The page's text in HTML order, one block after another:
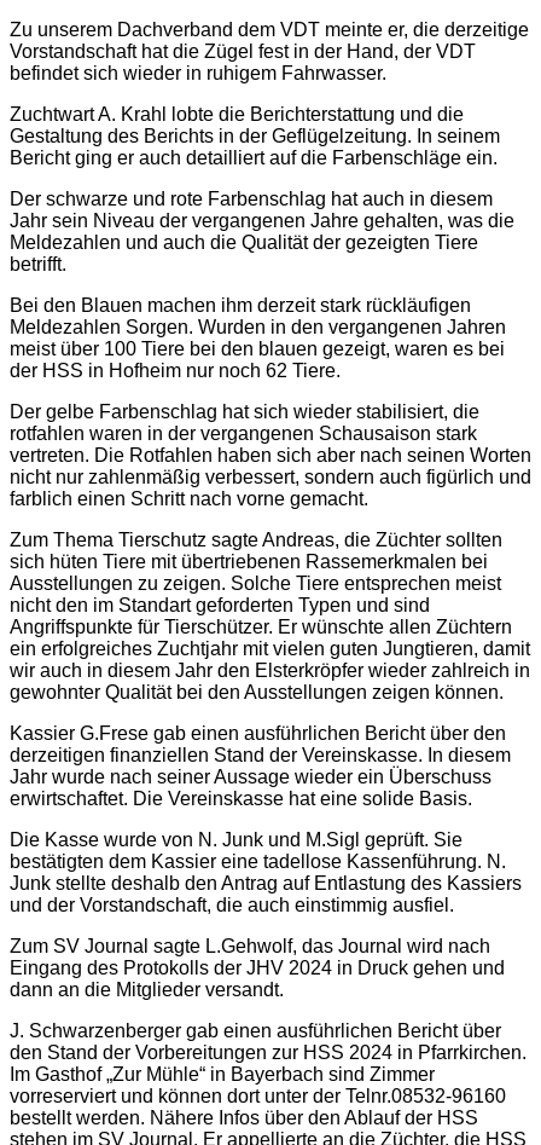
Zu unserem Dachverband dem VDT meinte er, die derzeitige
Vorstandschaft hat die Zügel fest in der Hand, der VDT
befindet sich wieder in ruhigem Fahrwasser.
Zuchtwart A. Krahl lobte die Berichterstattung und die
Gestaltung des Berichts in der Geflügelzeitung. In seinem
Bericht ging er auch detailliert auf die Farbenschläge ein.
Der schwarze und rote Farbenschlag hat auch in diesem
Jahr sein Niveau der vergangenen Jahre gehalten, was die
Meldezahlen und auch die Qualität der gezeigten Tiere
betrifft.
Bei den Blauen machen ihm derzeit stark rückläufigen
Meldezahlen Sorgen. Wurden in den vergangenen Jahren
meist über 100 Tiere bei den blauen gezeigt, waren es bei
der HSS in Hofheim nur noch 62 Tiere.
Der gelbe Farbenschlag hat sich wieder stabilisiert, die
rotfahlen waren in der vergangenen Schausaison stark
vertreten. Die Rotfahlen haben sich aber nach seinen Worten
nicht nur zahlenmäßig verbessert, sondern auch figürlich und
farblich einen Schritt nach vorne gemacht.
Zum Thema Tierschutz sagte Andreas, die Züchter sollten
sich hüten Tiere mit übertriebenen Rassemerkmalen bei
Ausstellungen zu zeigen. Solche Tiere entsprechen meist
nicht den im Standart geforderten Typen und sind
Angriffspunkte für Tierschützer. Er wünschte allen Züchtern
ein erfolgreiches Zuchtjahr mit vielen guten Jungtieren, damit
wir auch in diesem Jahr den Elsterkröpfer wieder zahlreich in
gewohnter Qualität bei den Ausstellungen zeigen können.
Kassier G.Frese gab einen ausführlichen Bericht über den
derzeitigen finanziellen Stand der Vereinskasse. In diesem
Jahr wurde nach seiner Aussage wieder ein Überschuss
erwirtschaftet. Die Vereinskasse hat eine solide Basis.
Die Kasse wurde von N. Junk und M.Sigl geprüft. Sie
bestätigten dem Kassier eine tadellose Kassenführung. N.
Junk stellte deshalb den Antrag auf Entlastung des Kassiers
und der Vorstandschaft, die auch einstimmig ausfiel.
Zum SV Journal sagte L.Gehwolf, das Journal wird nach
Eingang des Protokolls der JHV 2024 in Druck gehen und
dann an die Mitglieder versandt.
J. Schwarzenberger gab einen ausführlichen Bericht über
den Stand der Vorbereitungen zur HSS 2024 in Pfarrkirchen.
Im Gasthof „Zur Mühle“ in Bayerbach sind Zimmer
vorreserviert und können dort unter der Telnr.08532-96160
bestellt werden. Nähere Infos über den Ablauf der HSS
stehen im SV Journal. Er appellierte an die Züchter, die HSS